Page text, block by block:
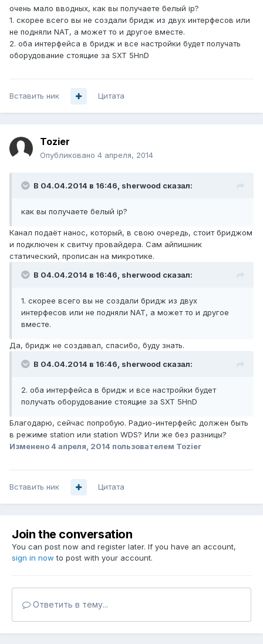
очень мало вводных, как вы получаете белый ip?
1. скорее всего вы не создали бридж из двух интерфесов или
не подняли NAT, а может то и другое вместе.
2. оба интерфейса в бридж и все настройки будет получать
оборудование стоящие за SXT 5HnD
Вставить ник Цитата
Tozier
Опубликовано 4 апреля, 2014
В 04.04.2014 в 16:46, sherwood сказал:
как вы получаете белый ip?
Канал подаёт нанос, который, в свою очередь, стоит бриджом
и подключен к свитчу провайдера. Сам айпишник
статический, прописан на микротике.
В 04.04.2014 в 16:46, sherwood сказал:
1. скорее всего вы не создали бридж из двух
интерфесов или не подняли NAT, а может то и другое
вместе.
Да, бридж не создавал, спасибо, буду знать.
В 04.04.2014 в 16:46, sherwood сказал:
2. оба интерфейса в бридж и все настройки будет
получать оборудование стоящие за SXT 5HnD
Благодарю, сейчас попробую. Радио-интерфейс должен быть
в режиме station или station WDS? Или же без разницы?
Изменено4 апреля, 2014 пользователем Tozier
Вставить ник Цитата
Join the conversation
You can post now and register later. If you have an account,
sign in now to post with your account.
Ответить в тему...